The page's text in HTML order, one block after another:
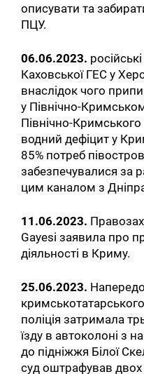
описувати та
ПЦУ.
06.06.2023.
Каховської ГЕС у
внаслідок чого
у Північно-
Північно-
водний дефіцит у
85% потреб
забезпечувалися за
цим каналом з
11.06.2023.
Gayesi заявила про
діяльності в Криму.
25.06.2023.
поліція затримала
їзду в автоколоні з
до підніжжя Білої
суд оштрафував двох